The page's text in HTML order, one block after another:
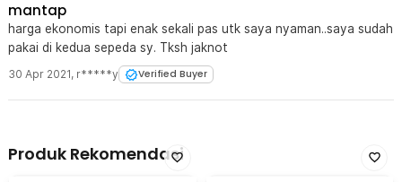
mantap
harga ekonomis tapi enak sekali pas utk saya nyaman..saya sudah
pakai di kedua sepeda sy. Tksh jaknot
30 Apr 2021, r*****y Verified Buyer
Produk Rekomendasi